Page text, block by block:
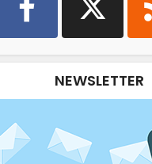
NEWSLETTER